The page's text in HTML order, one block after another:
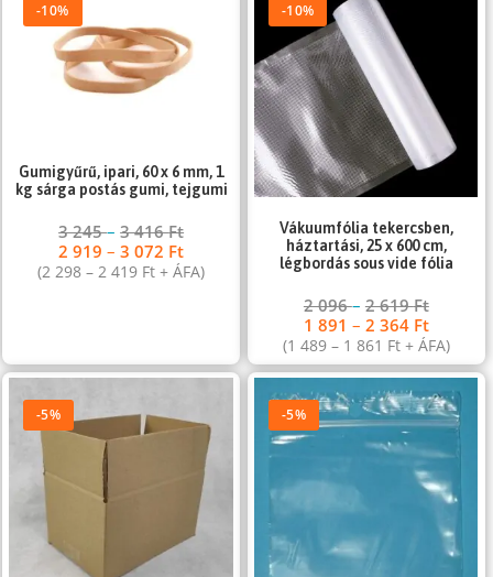
-10%
Gumigyűrű, ipari, 60 x 6 mm, 1
kg sárga postás gumi, tejgumi
3 245–3 416Ft
2 919–3 072 Ft
(2 298–2 419 Ft + ÁFA)
-10%
Vákuumfólia tekercsben,
háztartási, 25 x 600 cm,
légbordás sous vide fólia
2 096– 2 619Ft
1 891 – 2 364 Ft
(1 489 – 1 861 Ft+ ÁFA)
-5% -5%